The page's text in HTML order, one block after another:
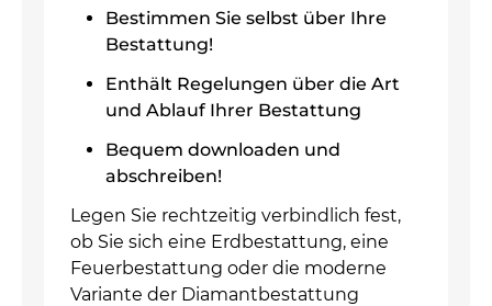
Bestimmen Sie selbst über Ihre
Bestattung!
Enthält Regelungen über die Art
und Ablauf Ihrer Bestattung
Bequem downloaden und
abschreiben!
Legen Sie rechtzeitig verbindlich fest,
ob Sie sich eine Erdbestattung, eine
Feuerbestattung oder die moderne
Variante der Diamantbestattung